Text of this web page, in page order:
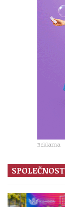
Reklama
SPOLEČNOST